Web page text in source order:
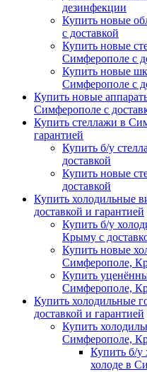
дезинфекции
Купить новые
с доставкой
Купить новые
Симферополе с
Купить новые
Симферополе с
Купить новые
Симферополе с
Купить стеллажи в
гарантией
Купить б/у
доставкой
Купить новые
доставкой
Купить холодильные
доставкой и гарантией
Купить б/у
Крыму с
Купить новые
Симферополе,
Купить
Симферополе,
Купить холодильные
доставкой и гарантией
Купить
Симферополе,
Купить б/у
холоде в